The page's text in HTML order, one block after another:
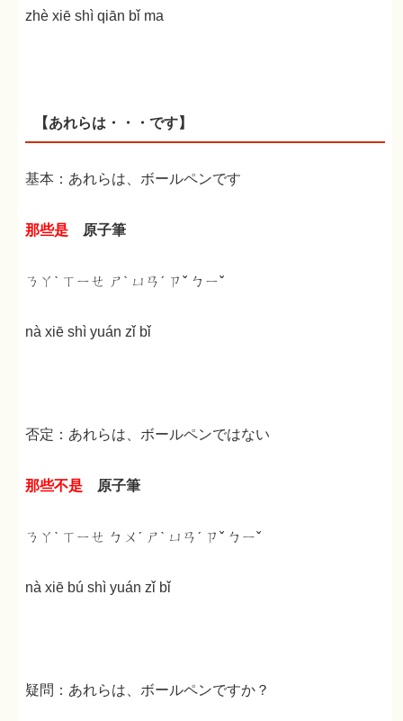
zhè xiē shì qiān bǐ ma
【あれらは・・・です】
基本：あれらは、ボールペンです
那些是 原子筆
ㄋㄚˋ ㄒㄧㄝ ㄕˋ ㄩㄢˊ ㄗˇ ㄅㄧˇ
nà xiē shì yuán zǐ bǐ
否定：あれらは、ボールペンではない
那些不是 原子筆
ㄋㄚˋ ㄒㄧㄝ ㄅㄨˊ ㄕˋ ㄩㄢˊ ㄗˇ ㄅㄧˇ
nà xiē bú shì yuán zǐ bǐ
疑問：あれらは、ボールペンですか？